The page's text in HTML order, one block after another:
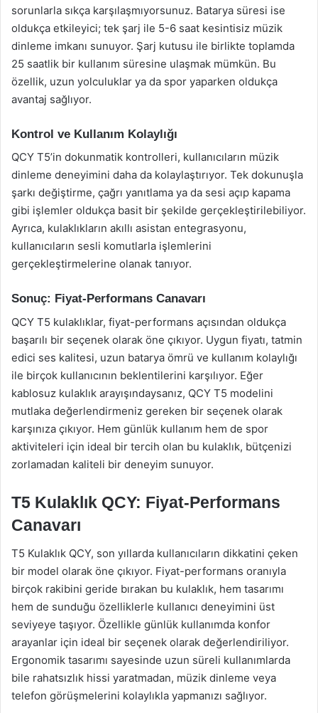
sorunlarla sıkça karşılaşmıyorsunuz. Batarya süresi ise
oldukça etkileyici; tek şarj ile 5-6 saat kesintisiz müzik
dinleme imkanı sunuyor. Şarj kutusu ile birlikte toplamda
25 saatlik bir kullanım süresine ulaşmak mümkün. Bu
özellik, uzun yolculuklar ya da spor yaparken oldukça
avantaj sağlıyor.
Kontrol ve Kullanım Kolaylığı
QCY T5’in dokunmatik kontrolleri, kullanıcıların müzik
dinleme deneyimini daha da kolaylaştırıyor. Tek dokunuşla
şarkı değiştirme, çağrı yanıtlama ya da sesi açıp kapama
gibi işlemler oldukça basit bir şekilde gerçekleştirilebiliyor.
Ayrıca, kulaklıkların akıllı asistan entegrasyonu,
kullanıcıların sesli komutlarla işlemlerini
gerçekleştirmelerine olanak tanıyor.
Sonuç: Fiyat-Performans Canavarı
QCY T5 kulaklıklar, fiyat-performans açısından oldukça
başarılı bir seçenek olarak öne çıkıyor. Uygun fiyatı, tatmin
edici ses kalitesi, uzun batarya ömrü ve kullanım kolaylığı
ile birçok kullanıcının beklentilerini karşılıyor. Eğer
kablosuz kulaklık arayışındaysanız, QCY T5 modelini
mutlaka değerlendirmeniz gereken bir seçenek olarak
karşınıza çıkıyor. Hem günlük kullanım hem de spor
aktiviteleri için ideal bir tercih olan bu kulaklık, bütçenizi
zorlamadan kaliteli bir deneyim sunuyor.
T5 Kulaklık QCY: Fiyat-Performans
Canavarı
T5 Kulaklık QCY, son yıllarda kullanıcıların dikkatini çeken
bir model olarak öne çıkıyor. Fiyat-performans oranıyla
birçok rakibini geride bırakan bu kulaklık, hem tasarımı
hem de sunduğu özelliklerle kullanıcı deneyimini üst
seviyeye taşıyor. Özellikle günlük kullanımda konfor
arayanlar için ideal bir seçenek olarak değerlendiriliyor.
Ergonomik tasarımı sayesinde uzun süreli kullanımlarda
bile rahatsızlık hissi yaratmadan, müzik dinleme veya
telefon görüşmelerini kolaylıkla yapmanızı sağlıyor.